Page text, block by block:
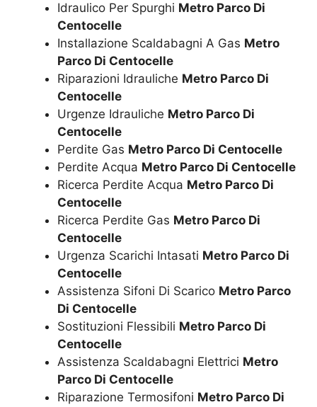
Idraulico Per Spurghi Metro Parco Di
Centocelle
Installazione Scaldabagni A Gas Metro
Parco Di Centocelle
Riparazioni Idrauliche Metro Parco Di
Centocelle
Urgenze Idrauliche Metro Parco Di
Centocelle
Perdite Gas Metro Parco Di Centocelle
Perdite Acqua Metro Parco Di Centocelle
Ricerca Perdite Acqua Metro Parco Di
Centocelle
Ricerca Perdite Gas Metro Parco Di
Centocelle
Urgenza Scarichi Intasati Metro Parco Di
Centocelle
Assistenza Sifoni Di Scarico Metro Parco
Di Centocelle
Sostituzioni Flessibili Metro Parco Di
Centocelle
Assistenza Scaldabagni Elettrici Metro
Parco Di Centocelle
Riparazione Termosifoni Metro Parco Di